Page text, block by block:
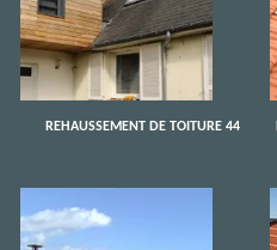
REHAUSSEMENT DE TOITURE 44